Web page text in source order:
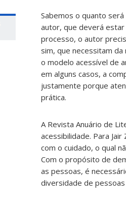
Sabemos o quanto
autor, que deverá
processo, o autor
sim, que necessitam
o modelo acessível de
em alguns casos, a
justamente porque
prática.
A Revista Anuário de
acessibilidade. Para
com o cuidado, o qual
Com o propósito de
as pessoas, é
diversidade de